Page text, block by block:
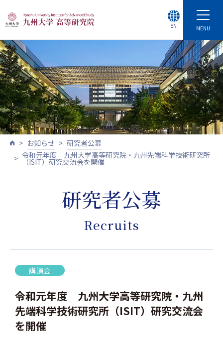
MENU
EN
お知らせ
研究者公募
令和元年度 九州大学高等研究院・九州先端科学技術研究所
（ISIT）研究交流会を開催
研究者公募
Recruits
講演会
令和元年度 九州大学高等研究院・九州
先端科学技術研究所（ISIT）研究交流会
を開催